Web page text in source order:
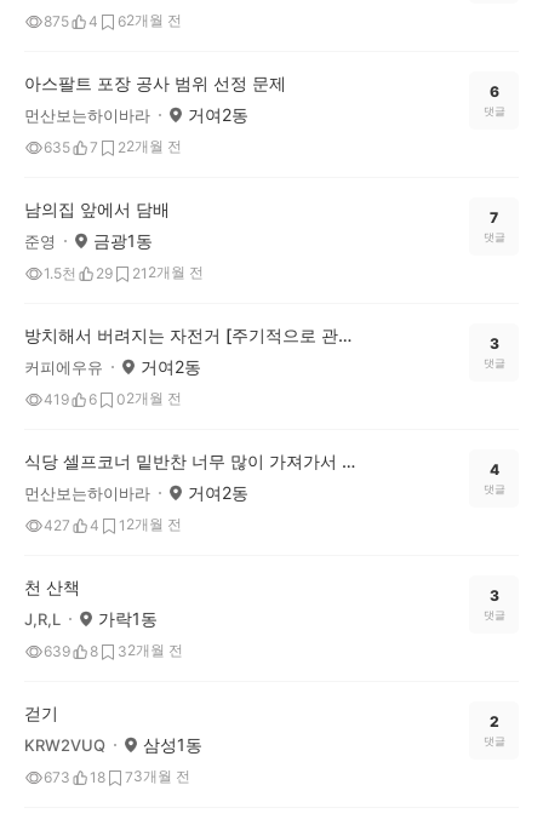
875 4 62개월 전
아스팔트 포장 공사 범위 선정 문제
먼산보는하이바라 거여2동
635 7 22개월 전
6
댓글
남의집 앞에서 담배
준영 금광1동
1.5천 29 21 2개월 전
7
댓글
방치해서 버려지는 자전거 [주기적으로 관리하는데 매번 생기네요]
커피에우유 거여2동
419 6 02개월 전
3
댓글
식당 셀프코너 밑반찬 너무 많이 가져가서 남기지 맙시다!!
먼산보는하이바라 거여2동
427 4 1 2개월 전
4
댓글
천 산책
J,R,L 가락1동
639 8 32개월 전
3
댓글
걷기
KRW2VUQ 삼성1동
673 18 73개월 전
2
댓글